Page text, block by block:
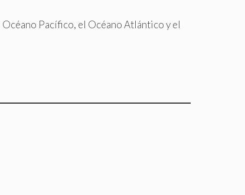
Pacífico, el Océano Atlántico y el